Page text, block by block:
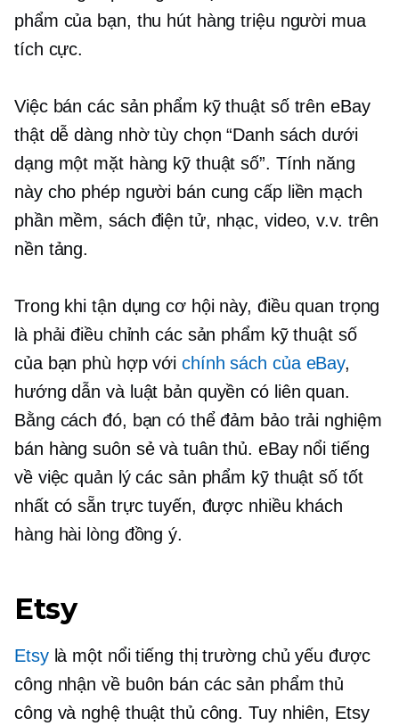
phẩm của bạn, thu hút hàng triệu người mua
tích cực.
Việc bán các sản phẩm kỹ thuật số trên eBay
thật dễ dàng nhờ tùy chọn “Danh sách dưới
dạng một mặt hàng kỹ thuật số”. Tính năng
này cho phép người bán cung cấp liền mạch
phần mềm, sách điện tử, nhạc, video, v.v. trên
nền tảng.
Trong khi tận dụng cơ hội này, điều quan trọng
là phải điều chỉnh các sản phẩm kỹ thuật số
của bạn phù hợp với chính sách của eBay,
hướng dẫn và luật bản quyền có liên quan.
Bằng cách đó, bạn có thể đảm bảo trải nghiệm
bán hàng suôn sẻ và tuân thủ. eBay nổi tiếng
về việc quản lý các sản phẩm kỹ thuật số tốt
nhất có sẵn trực tuyến, được nhiều khách
hàng hài lòng đồng ý.
Etsy
Etsylà một nổi tiếng thị trường chủ yếu được
công nhận về buôn bán các sản phẩm thủ
công và nghệ thuật thủ công. Tuy nhiên, Etsy